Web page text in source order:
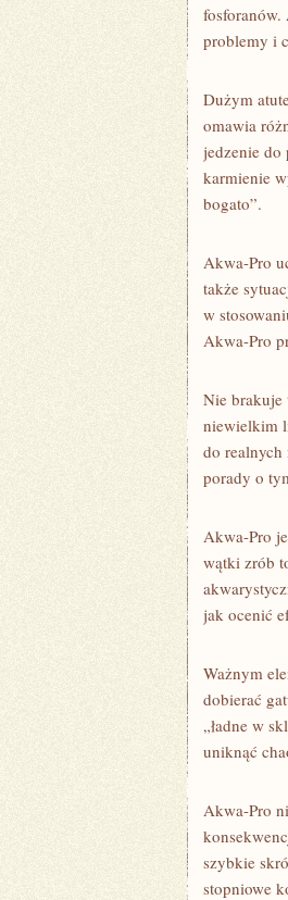
problemy i
Dużym
omawia
jedzenie do
karmienie
bogato”.
Akwa-Pro
także
w
Akwa-Pro
Nie brakuje
niewielkim
do
porady o
Akwa-Pro
wątki zrób
jak ocenić
Ważnym
dobierać
„ładne w
uniknąć
Akwa-Pro
szybkie
stopniowe